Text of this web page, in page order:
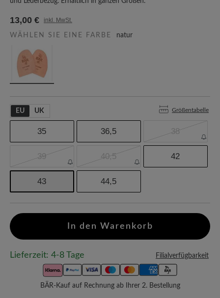
13,00 € inkl. MwSt.
WÄHLEN SIE EINE FARBE natur
EU UK Größentabelle
35 36,5 38
39 40,5 42
43 44,5
In den Warenkorb
Lieferzeit: 4-8 Tage Filialverfügbarkeit
BÄR-Kauf auf Rechnung ab Ihrer 2. Bestellung